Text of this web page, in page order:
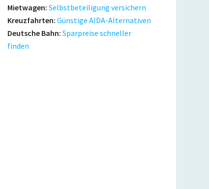
Mietwagen: Selbstbeteiligung versichern
Kreuzfahrten: Günstige AIDA-Alternativen
Deutsche Bahn: Sparpreise schneller
finden